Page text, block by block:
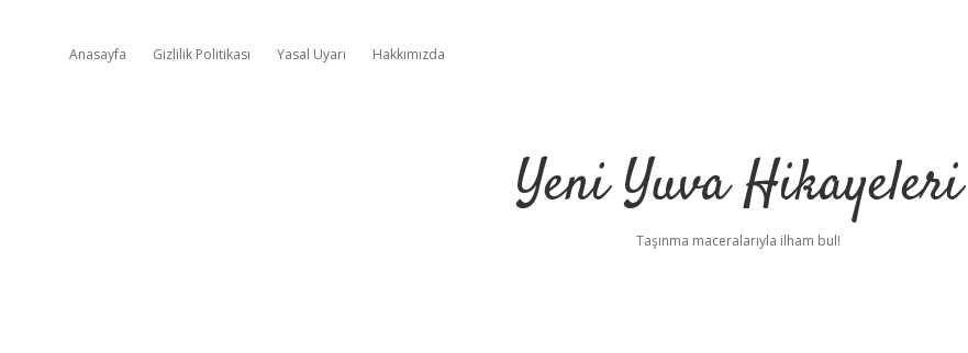
Anasayfa Gizlilik Politikası Yasal Uyarı Hakkımızda
Yeni Yuva Hikayeleri
Taşınma maceralarıyla ilham bul!